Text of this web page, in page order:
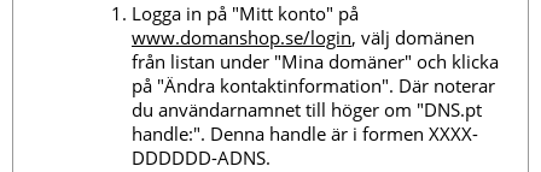
Logga in på "Mitt konto" på
www.domanshop.se/login, välj domänen
från listan under "Mina domäner" och klicka
på "Ändra kontaktinformation". Där noterar
du användarnamnet till höger om "DNS.pt
handle:". Denna handle är i formen XXXX-
DDDDDD-ADNS.